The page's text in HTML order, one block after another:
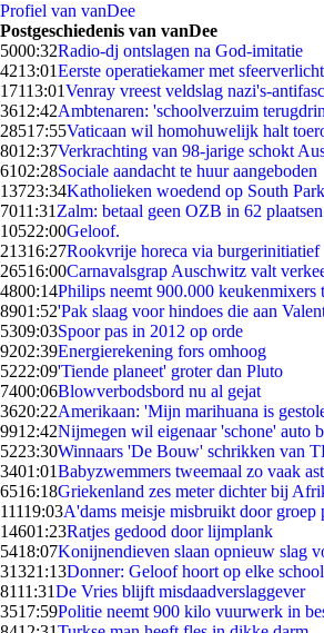
Profiel van vanDee
Postgeschiedenis van vanDee
5000:32Radio-dj ontslagen na God-imitatie
4213:01Eerste operatiekamer met
17113:01Venray vreest veldslag nazi's-
3612:42Ambtenaren: 'schoolverzuim
28517:55Vaticaan wil homohuwelijk halt
8012:37Verkrachting van 98-jarige schokt
6102:28Sociale aandacht te huur aangeboden
13723:34Katholieken woedend op South Park
7011:31 Zalm: betaal geen OZB in 62 plaatsen
10522:00Geloof.
21316:27Rookvrije horeca via burgerinitiatief
26516:00Carnavalsgrap Auschwitz valt
4800:14Philips neemt 900.000 keukenmixers
8901:52'Pak slaag voor hindoes die aan
5309:03Spoor pas in 2012 op orde
9202:39Energierekening fors omhoog
5222:09'Tiende planeet' groter dan Pluto
7400:06Blowverbodsbord nu al gejat
3620:22Amerikaan: 'Mijn marihuana is
9912:42Nijmegen wil eigenaar 'schone' auto
5223:30Winnaars 'De Bouw' schrikken van
3401:01Babyzwemmers tweemaal zo vaak
6516:18Griekenland zes meter dichter bij
11119:03A'dams meisje misbruikt door groep
14601:23Ratjes gedood door lijmplank
5418:07Konijnendieven slaan opnieuw slag
31321:13Donner: Geloof hoort op elke
8111:31De Vries blijft misdaadverslaggever
3517:59Politie neemt 900 kilo vuurwerk in